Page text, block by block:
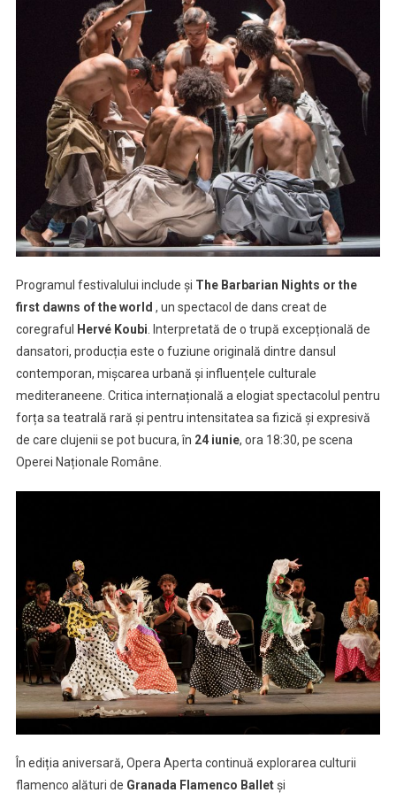
Programul festivalului include și The Barbarian Nights or the
first dawns of the world , un spectacol de dans creat de
coregraful
Hervé Koubi . Interpretată de o trupă excepțională de
dansatori, producția este o fuziune originală dintre dansul
contemporan, mișcarea urbană și influențele culturale
mediteraneene. Critica internațională a elogiat spectacolul pentru
forța sa teatrală rară și pentru intensitatea sa fizică și expresivă
de care clujenii se pot bucura, în 24 iunie, ora 18:30, pe scena
Operei Naționale Române.
În ediția aniversară, Opera Aperta continuă explorarea culturii
flamenco alături de Granada Flamenco Balletși